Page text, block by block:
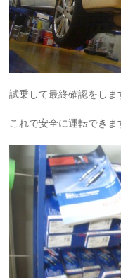
試乗して最終確認をしま
これで安全に運転できま